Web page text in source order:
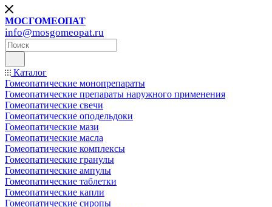
МОСГОМЕОПАТ
info@mosgomeopat.ru
Каталог
Гомеопатические монопрепараты
Гомеопатические препараты наружного применения
Гомеопатические свечи
Гомеопатические оподельдоки
Гомеопатические мази
Гомеопатические масла
Гомеопатические комплексы
Гомеопатические гранулы
Гомеопатические ампулы
Гомеопатические таблетки
Гомеопатические капли
Гомеопатические сиропы